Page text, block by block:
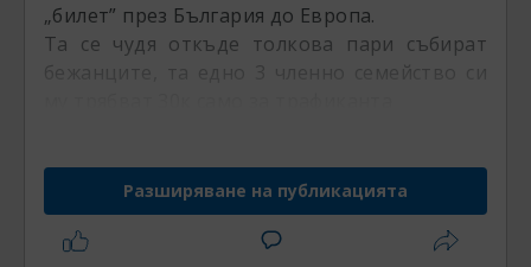
„билет” през България до Европа.
Та се чудя откъде толкова пари събират
бежанците, та едно 3 членно семейство си
Разширяване на публикацията